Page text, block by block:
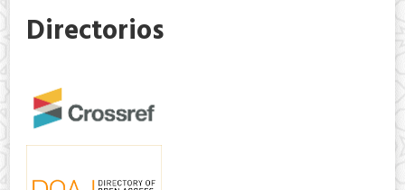
Directorios